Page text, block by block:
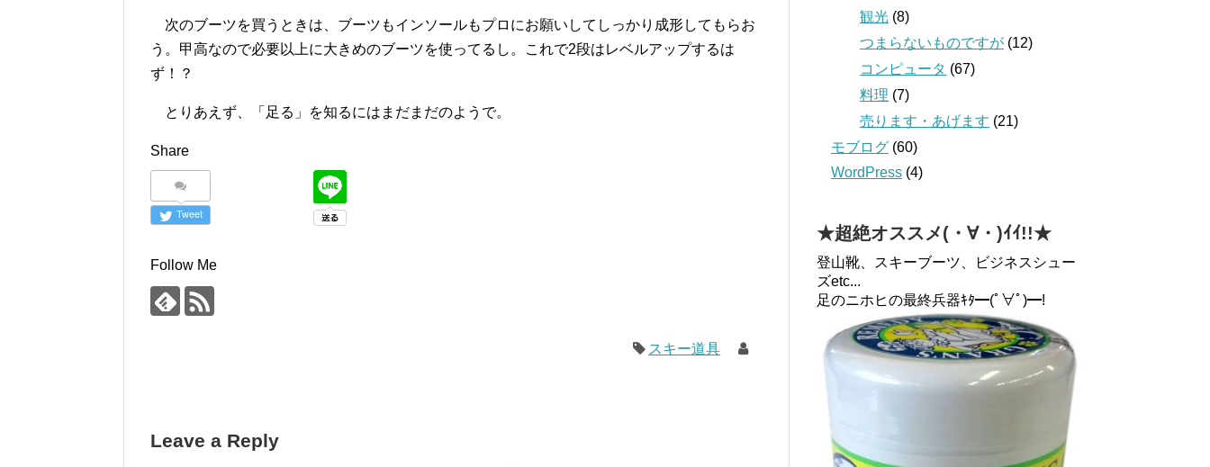
次のブーツを買うときは、ブーツもインソールもプロにお願いしてしっかり成形してもらお
う。甲高なので必要以上に大きめのブーツを使ってるし。これで2段はレベルアップするは
ず！？
とりあえず、「足る」を知るにはまだまだのようで。
Share
Tweet
Follow Me
スキー道具
Leave a Reply
観光 (8)
つまらないものですが (12)
コンピュータ (67)
料理 (7)
売ります・あげます (21)
モブログ (60)
WordPress (4)
★超絶オススメ(・∀・)ｲｲ!!★
登山靴、スキーブーツ、ビジネスシュー
ズetc...
足のニホヒの最終兵器ｷﾀ━(ﾟ∀ﾟ)━!